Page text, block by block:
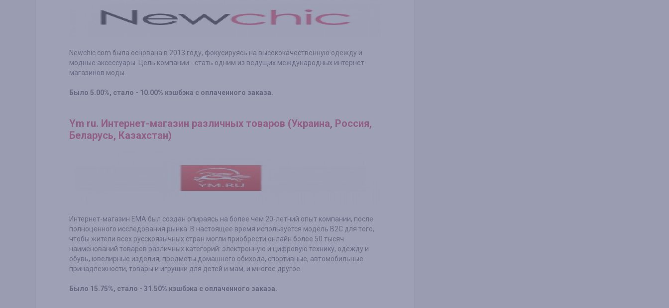
Newchic com была основана в 2013 году, фокусируясь на высококачественную одежду и
модные аксессуары. Цель компании - стать одним из ведущих международных интернет-
магазинов моды.
Было 5.00%, стало - 10.00% кэшбэка с оплаченного заказа.
Ym ru. Интернет-магазин различных товаров (Украина, Россия,
Беларусь, Казахстан)
Интернет-магазин ЕМА был создан опираясь на более чем 20-летний опыт компании, после
полноценного исследования рынка. В настоящее время используется модель B2C для того,
чтобы жители всех русскоязычных стран могли приобрести онлайн более 50 тысяч
наименований товаров различных категорий: электронную и цифровую технику, одежду и
обувь, ювелирные изделия, предметы домашнего обихода, спортивные, автомобильные
принадлежности, товары и игрушки для детей и мам, и многое другое.
Было 15.75%, стало - 31.50% кэшбэка с оплаченного заказа.